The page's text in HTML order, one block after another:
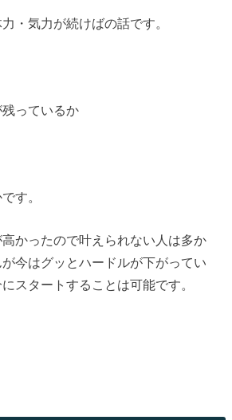
・気力が続けばの話です。
っているか
す。
かったので叶えられない人は多か
今はグッとハードルが下がってい
スタートすることは可能です。